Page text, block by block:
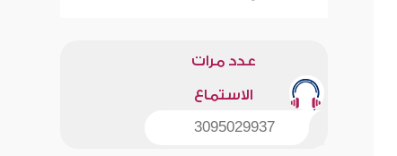
عدد مرات
الاستماع
3095029937